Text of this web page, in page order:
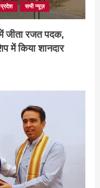
प्रदेश सभी न्यूज़
जीता रजत पदक,
में किया शानदार